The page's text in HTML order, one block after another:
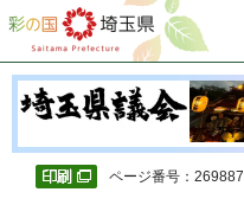
彩の国 埼玉県
ページ番号：269887